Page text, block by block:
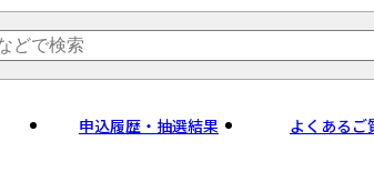
申込履歴・抽選結果 よくあるご